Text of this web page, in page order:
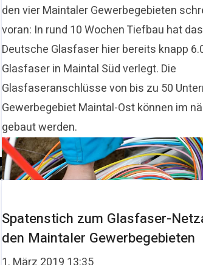
den vier Maintaler Gewerbegebieten
voran: In rund 10 Wochen Tiefbau hat
Deutsche Glasfaser hier bereits knapp
Glasfaser in Maintal Süd verlegt. Die
Glasfaseranschlüsse von bis zu 50
Gewerbegebiet Maintal-Ost können im
gebaut werden.
Spatenstich zum Glasfaser-
den Maintaler Gewerbegebieten